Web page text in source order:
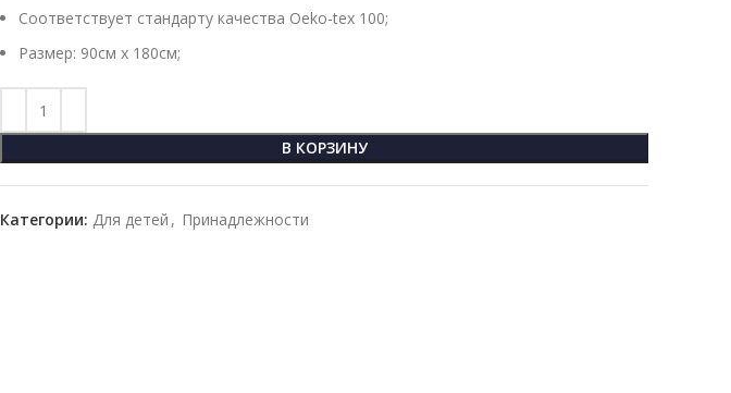
Соответствует стандарту качества Oeko-tex 100;
Размер: 90см х 180см;
В КОРЗИНУ
Категории: Для детей , Принадлежности